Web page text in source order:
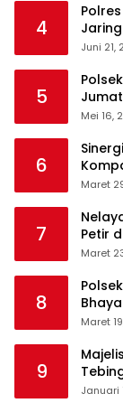
4
Juni 21,
5
Mei 16,
6
Maret
7
Petir
Maret
8
Takjil
Maret
9
Januari